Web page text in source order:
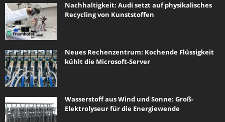
Nachhaltigkeit: Audi setzt auf physikalisches
Recycling von Kunststoffen
Neues Rechenzentrum: Kochende Flüssigkeit
kühlt die Microsoft-Server
Wasserstoff aus Wind und Sonne: Groß-
Elektrolyseur für die Energiewende